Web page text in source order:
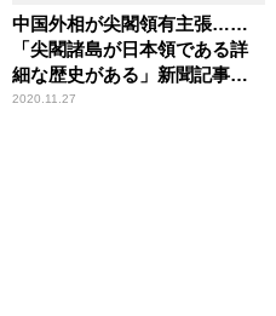
中国外相が尖閣領有主張……
「尖閣諸島が日本領である詳
細な歴史がある」新聞記事に
辛坊治郎が言及
2020.11.27